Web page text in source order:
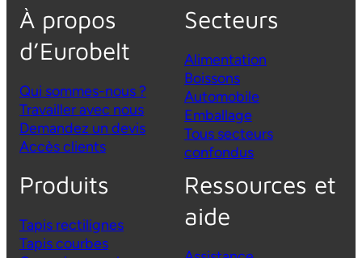
À propos
d’Eurobelt
Qui sommes-nous ?
Travailler avec nous
Demandez un devis
Accès clients
Secteurs
Alimentation
Boissons
Automobile
Emballage
Tous secteurs
confondus
Produits
Tapis rectilignes
Tapis courbes
Ressources et
aide